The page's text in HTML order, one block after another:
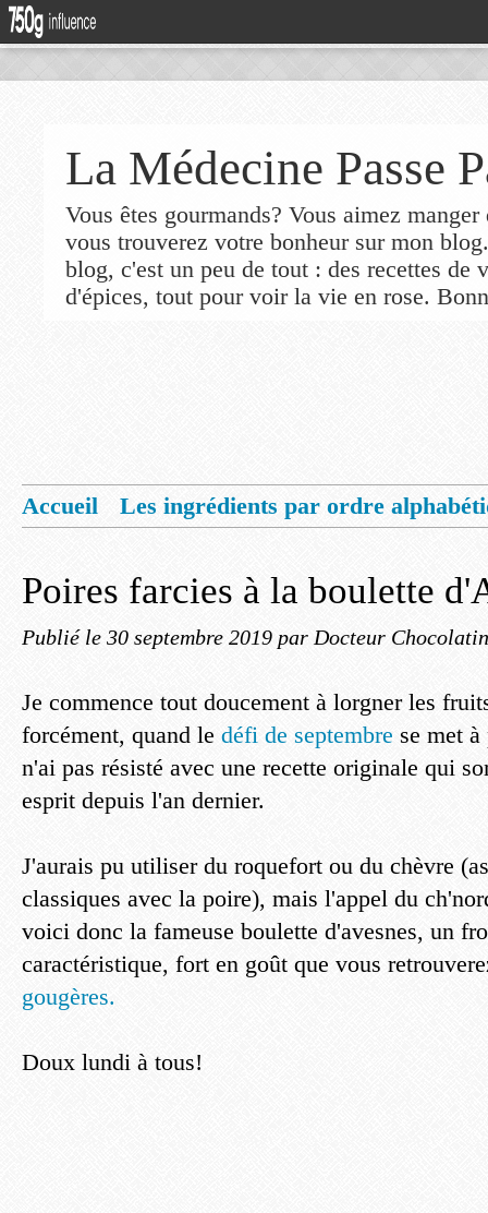
La Médecine Passe
Vous êtes gourmands? Vous aimez
vous trouverez votre bonheur sur mon
blog, c'est un peu de tout : des recettes de
d'épices, tout pour voir la vie en rose.
Accueil
Les ingrédients par ordre
Poires farcies à la boulette
Publié le 30 septembre 2019 par Docteur
Je commence tout doucement à lorgner les
forcément, quand le défi de septembre se met
n'ai pas résisté avec une recette originale qui
esprit depuis l'an dernier.
J'aurais pu utiliser du roquefort ou du chèvre
classiques avec la poire), mais l'appel du
voici donc la fameuse boulette d'avesnes, un
caractéristique, fort en goût que vous
gougères.
Doux lundi à tous!